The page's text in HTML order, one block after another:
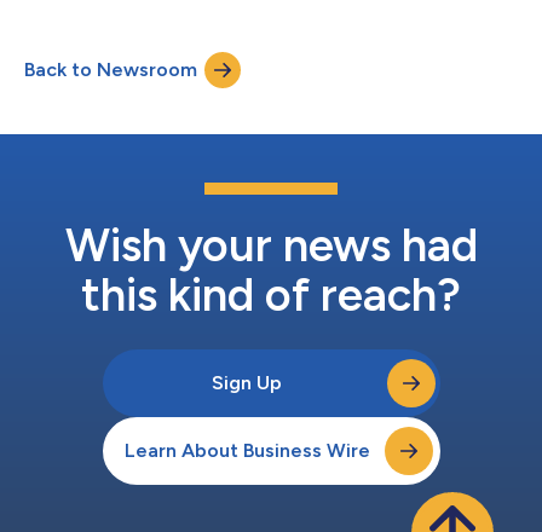
británica, la innovación y el crecimiento en el sector de las
fragancias de prestigio. Fundada en 1966, Whitman es una
pieza clave de la red global d...
Back to Newsroom
Wish your news had
this kind of reach?
Sign Up
Learn About Business Wire